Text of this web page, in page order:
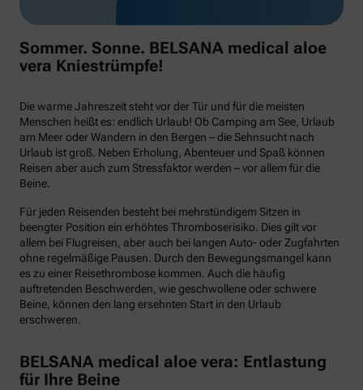
Sommer. Sonne. BELSANA medical aloe
vera Kniestrümpfe!
Die warme Jahreszeit steht vor der Tür und für die meisten
Menschen heißt es: endlich Urlaub! Ob Camping am See, Urlaub
am Meer oder Wandern in den Bergen – die Sehnsucht nach
Urlaub ist groß. Neben Erholung, Abenteuer und Spaß können
Reisen aber auch zum Stressfaktor werden – vor allem für die
Beine.
Für jeden Reisenden besteht bei mehrstündigem Sitzen in
beengter Position ein erhöhtes Thromboserisiko. Dies gilt vor
allem bei Flugreisen, aber auch bei langen Auto- oder Zugfahrten
ohne regelmäßige Pausen. Durch den Bewegungsmangel kann
es zu einer Reisethrombose kommen. Auch die häufig
auftretenden Beschwerden, wie geschwollene oder schwere
Beine, können den lang ersehnten Start in den Urlaub
erschweren.
BELSANA medical aloe vera: Entlastung
für Ihre Beine